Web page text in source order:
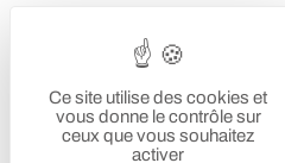
Ce site utilise des cookies et
vous donne le contrôle sur
ceux que vous souhaitez
activer